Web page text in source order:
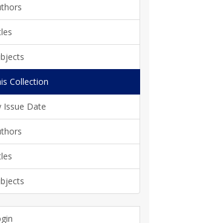
Collection
Issue Date